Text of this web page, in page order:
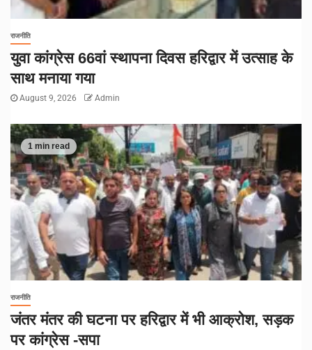
राजनीति
युवा कांग्रेस 66वां स्थापना दिवस हरिद्वार में उत्साह के
साथ मनाया गया
August 9, 2026 Admin
1 min read
राजनीति
जंतर मंतर की घटना पर हरिद्वार में भी आक्रोश, सड़क
पर कांग्रेस -सपा